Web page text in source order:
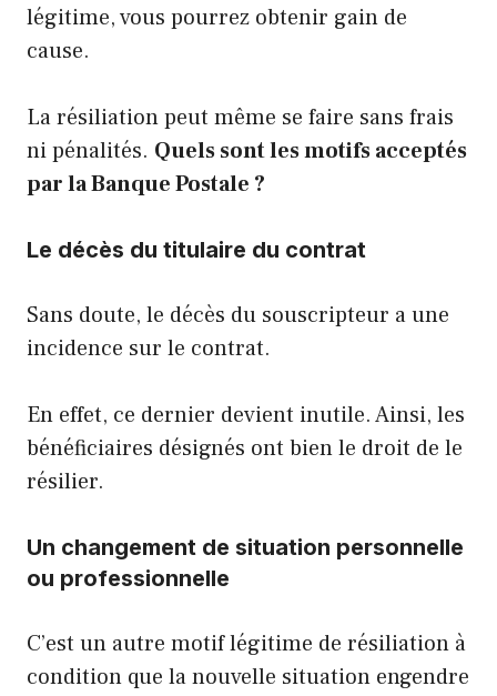
légitime, vous pourrez obtenir gain de
cause.
La résiliation peut même se faire sans frais
ni pénalités. Quels sont les motifs acceptés
par la Banque Postale ?
Le décès du titulaire du contrat
Sans doute, le décès du souscripteur a une
incidence sur le contrat.
En effet, ce dernier devient inutile. Ainsi, les
bénéficiaires désignés ont bien le droit de le
résilier.
Un changement de situation personnelle
ou professionnelle
C’est un autre motif légitime de résiliation à
condition que la nouvelle situation engendre